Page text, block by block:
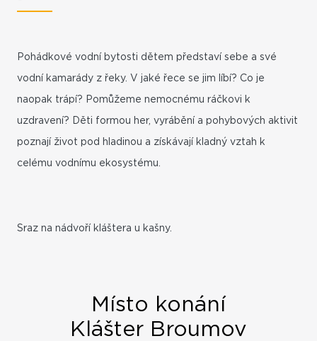
Pohádkové vodní bytosti dětem představí sebe a své
vodní kamarády z řeky. V jaké řece se jim líbí? Co je
naopak trápí? Pomůžeme nemocnému ráčkovi k
uzdravení? Děti formou her, vyrábění a pohybových aktivit
poznají život pod hladinou a získávají kladný vztah k
celému vodnímu ekosystému.
Sraz na nádvoří kláštera u kašny.
Místo konání
Klášter Broumov